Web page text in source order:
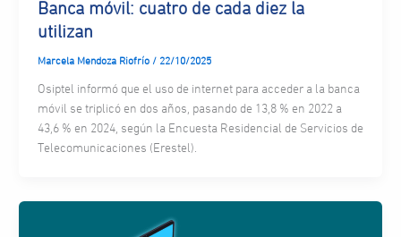
Banca móvil: cuatro de cada diez la
utilizan
Marcela Mendoza Riofrío / 22/10/2025
Osiptel informó que el uso de internet para acceder a la banca
móvil se triplicó en dos años, pasando de 13,8 % en 2022 a
43,6 % en 2024, según la Encuesta Residencial de Servicios de
Telecomunicaciones (Erestel).